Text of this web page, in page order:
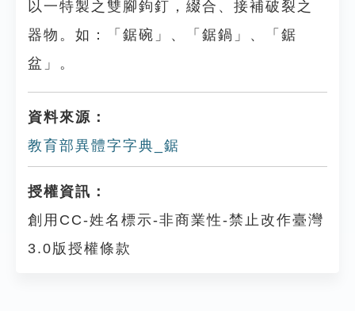
以一特製之雙腳鉤釘，綴合、接補破裂之
器物。如：「鋸碗」、「鋸鍋」、「鋸
盆」。
資料來源：
教育部異體字字典_鋸
授權資訊：
創用CC-姓名標示-非商業性-禁止改作臺灣
3.0版授權條款